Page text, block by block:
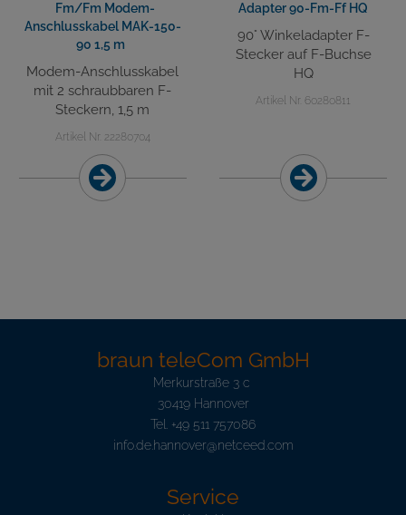
Fm/Fm Modem-
Anschlusskabel MAK-150-
90 1,5 m
Modem-Anschlusskabel
mit 2 schraubbaren F-
Steckern, 1,5 m
Artikel Nr. 22280704
Adapter 90-Fm-Ff HQ
90° Winkeladapter F-
Stecker auf F-Buchse
HQ
Artikel Nr. 60280811
braun teleCom GmbH
Merkurstraße 3 c
30419 Hannover
Tel. +49 511 757086
info.de.hannover@netceed.com
Service